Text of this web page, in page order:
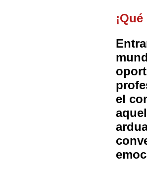
el